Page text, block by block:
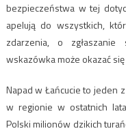
bezpieczeństwa w tej
apelują do wszystkich,
zdarzenia, o
wskazówka może okazać
Napad w Łańcucie to jeden
w regionie w ostatnich
Polski milionów dzikich